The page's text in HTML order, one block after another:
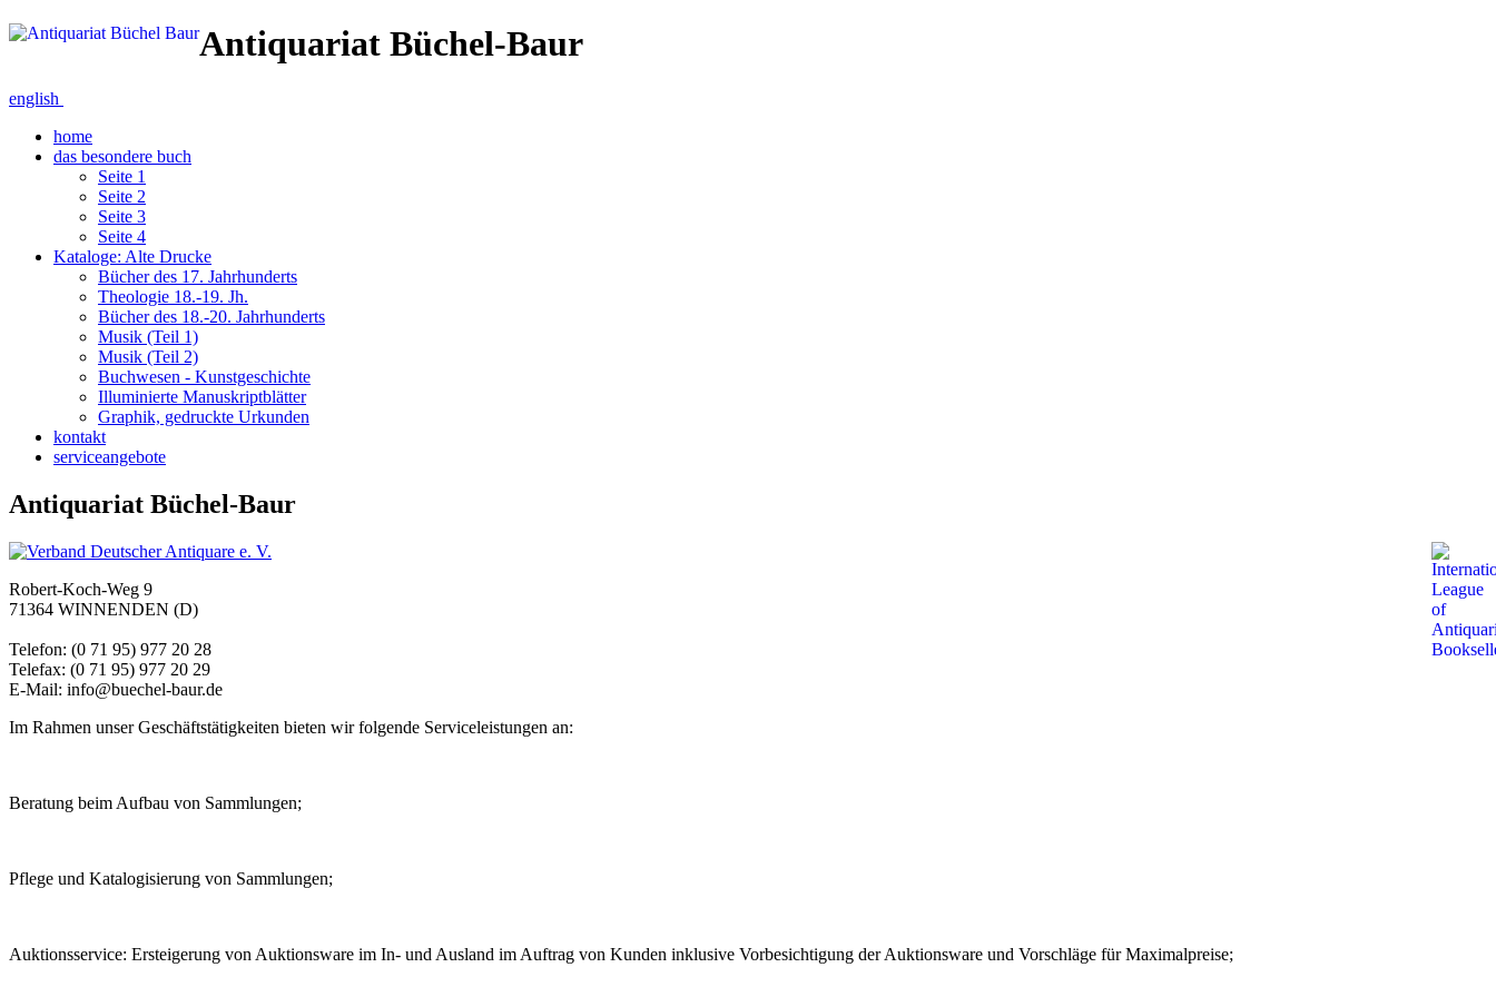
Antiquariat Büchel-Baur
english
home
das besondere buch
Seite 1
Seite 2
Seite 3
Seite 4
Kataloge: Alte Drucke
Bücher des 17. Jahrhunderts
Theologie 18.-19. Jh.
Bücher des 18.-20. Jahrhunderts
Musik (Teil 1)
Musik (Teil 2)
Buchwesen - Kunstgeschichte
Illuminierte Manuskriptblätter
Graphik, gedruckte Urkunden
kontakt
serviceangebote
Antiquariat Büchel-Baur
Robert-Koch-Weg 9
71364 WINNENDEN (D)
Telefon: (0 71 95) 977 20 28
Telefax: (0 71 95) 977 20 29
E-Mail: info@buechel-baur.de
Im Rahmen unser Geschäftstätigkeiten bieten wir folgende Serviceleistungen an:
Beratung beim Aufbau von Sammlungen;
Pflege und Katalogisierung von Sammlungen;
Auktionsservice: Ersteigerung von Auktionsware im In- und Ausland im Auftrag von Kunden inklusive Vorbesichtigung der Auktionsware und Vorschläge für Maximalpreise;